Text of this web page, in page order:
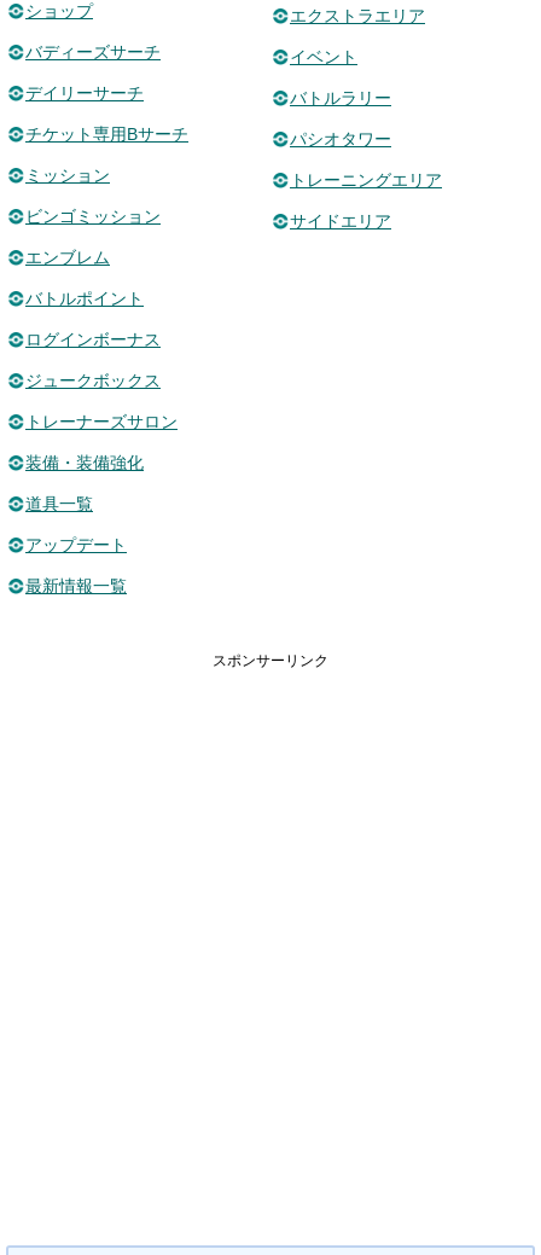
ショップ
バディーズサーチ
デイリーサーチ
チケット専用Bサーチ
ミッション
ビンゴミッション
エンブレム
バトルポイント
ログインボーナス
ジュークボックス
トレーナーズサロン
装備・装備強化
道具一覧
アップデート
最新情報一覧
エクストラエリア
イベント
バトルラリー
パシオタワー
トレーニングエリア
サイドエリア
スポンサーリンク